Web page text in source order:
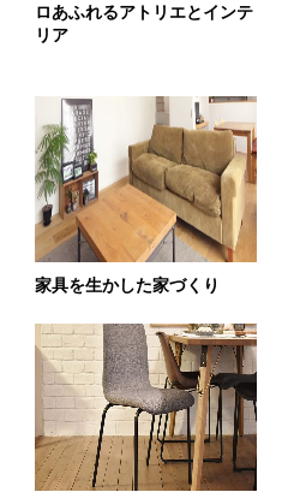
ロあふれるアトリエとインテ
リア
家具を生かした家づくり